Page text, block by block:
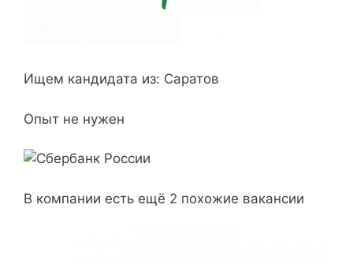
Ищем кандидата из: Саратов
Опыт не нужен
В компании есть ещё 2 похожие вакансии